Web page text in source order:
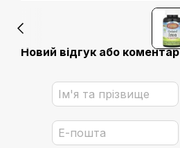
Новий відгук або коментар